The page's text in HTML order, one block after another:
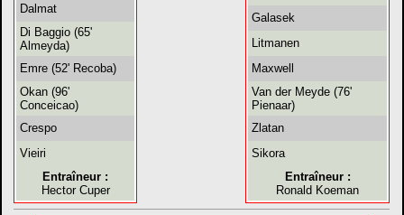
Dalmat
Di Baggio (65'
Almeyda)
Emre (52' Recoba)
Okan (96'
Conceicao)
Crespo
Vieiri
Entraîneur :
Hector Cuper
Galasek
Litmanen
Maxwell
Van der Meyde (76'
Pienaar)
Zlatan
Sikora
Entraîneur :
Ronald Koeman